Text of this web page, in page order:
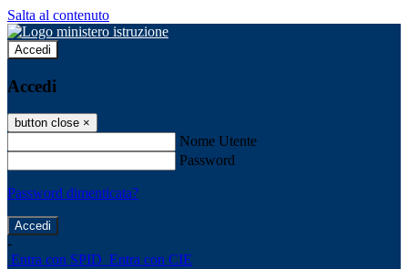
Salta al contenuto
Accedi
Accedi
button close ×
Nome Utente
Password
Password dimenticata?
-
Entra con SPID Entra con CIE